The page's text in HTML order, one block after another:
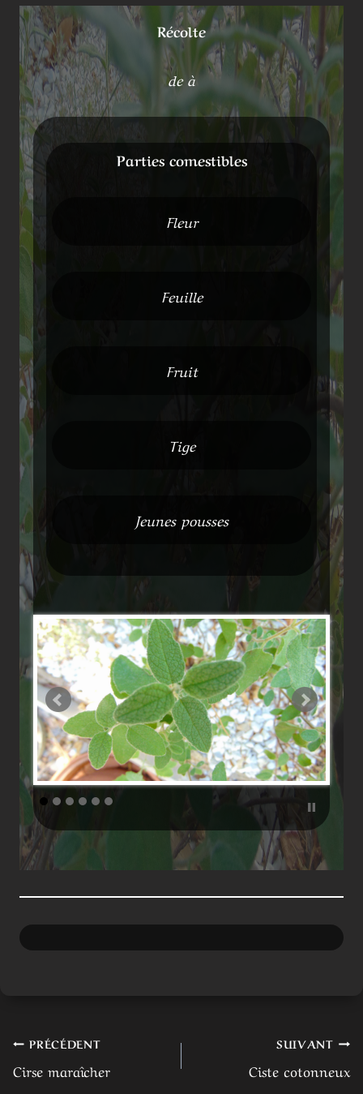
Récolte
de à
Parties comestibles
Fleur
Feuille
Fruit
Tige
Jeunes pousses